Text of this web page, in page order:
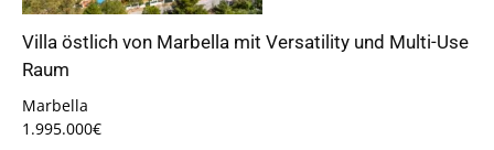
Villa östlich von Marbella mit Versatility und Multi-Use
Raum
Marbella
1.995.000€